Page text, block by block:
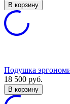
В корзину
Подушка
18 500 руб.
В корзину